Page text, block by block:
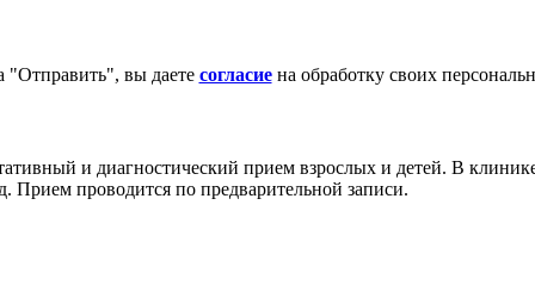
"Отправить", вы даете согласиена обработку своих
и диагностический прием взрослых и детей. В
Прием проводится по предварительной записи.